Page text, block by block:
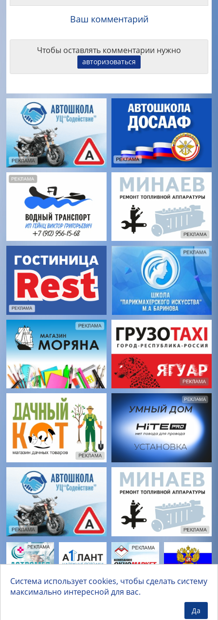
Ваш комментарий
Чтобы оставлять комментарии нужно
авторизоваться
Система использует cookies, чтобы сделать систему
максимально интересной для вас.
Да